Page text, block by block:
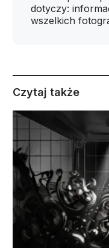
dotyczy:
wszelkich
Czytaj także